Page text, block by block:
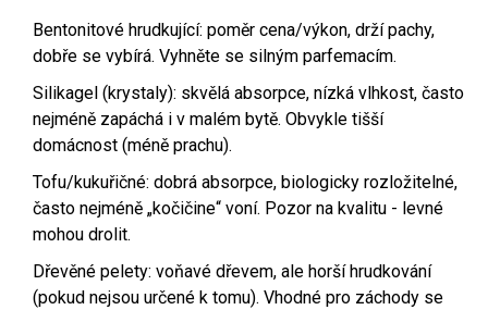
Bentonitové hrudkující: poměr cena/výkon, drží pachy,
dobře se vybírá. Vyhněte se silným parfemacím.
Silikagel (krystaly): skvělá absorpce, nízká vlhkost, často
nejméně zapáchá i v malém bytě. Obvykle tišší
domácnost (méně prachu).
Tofu/kukuřičné: dobrá absorpce, biologicky rozložitelné,
často nejméně „kočičine“ voní. Pozor na kvalitu - levné
mohou drolit.
Dřevěné pelety: voňavé dřevem, ale horší hrudkování
(pokud nejsou určené k tomu). Vhodné pro záchody se